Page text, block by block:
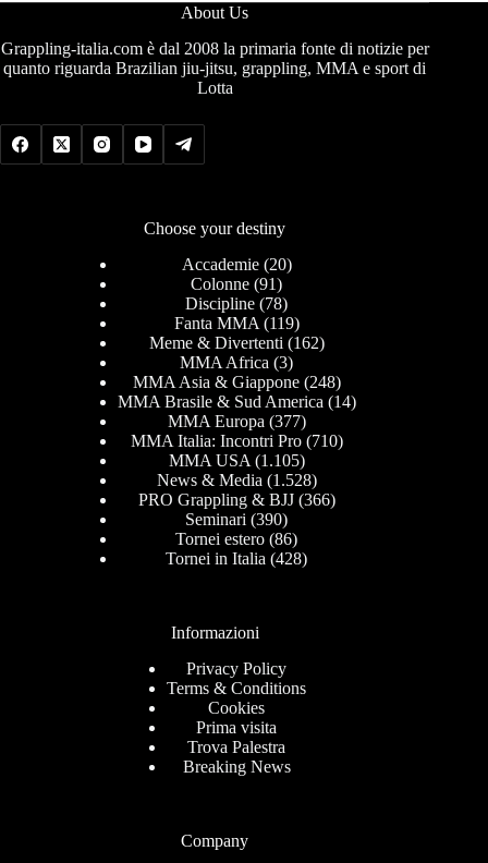
About Us
Grappling-italia.com è dal 2008 la primaria fonte di notizie per
quanto riguarda Brazilian jiu-jitsu, grappling, MMA e sport di
Lotta
Choose your destiny
Accademie(20)
Colonne (91)
Discipline (78)
Fanta MMA (119)
Meme & Divertenti (162)
MMA Africa (3)
MMA Asia & Giappone(248)
MMA Brasile & Sud America (14)
MMA Europa (377)
MMA Italia: Incontri Pro(710)
MMA USA (1.105)
News & Media (1.528)
PRO Grappling & BJJ(366)
Seminari (390)
Tornei estero (86)
Tornei in Italia (428)
Informazioni
Privacy Policy
Terms & Conditions
Cookies
Prima visita
Trova Palestra
Breaking News
Company